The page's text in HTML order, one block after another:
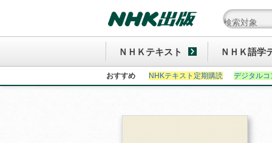
ＮＨＫテキスト ＮＨＫ語学
おすすめ NHKテキスト定期購読 デジタル